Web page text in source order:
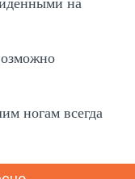
ногам всегда